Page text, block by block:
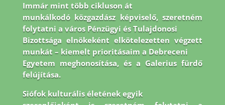
Immár mint több cikluson át
munkálkodó közgazdász képviselő, szeretném
folytatni a város Pénzügyi és Tulajdonosi
Bizottsága elnökeként elkötelezetten végzett
munkát – kiemelt prioritásaim a Debreceni
Egyetem meghonosítása, és a Galerius fürdő
felújítása.
Siófok kulturális életének egyik